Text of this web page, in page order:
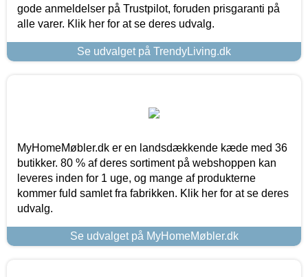
gode anmeldelser på Trustpilot, foruden prisgaranti på
alle varer. Klik her for at se deres udvalg.
Se udvalget på TrendyLiving.dk
MyHomeMøbler.dk er en landsdækkende kæde med 36
butikker. 80 % af deres sortiment på webshoppen kan
leveres inden for 1 uge, og mange af produkterne
kommer fuld samlet fra fabrikken. Klik her for at se deres
udvalg.
Se udvalget på MyHomeMøbler.dk